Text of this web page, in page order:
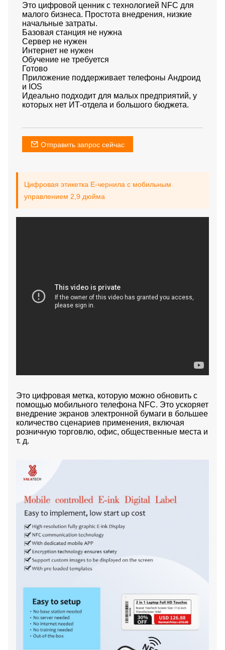
Это цифровой ценник с технологией NFC для
малого бизнеса. Простота внедрения, низкие
начальные затраты.
Базовая станция не нужна
Сервер не нужен
Интернет не нужен
Обучение не требуется
Готово
Приложение поддерживает телефоны Андроид
и IOS
Идеально подходит для малых предприятий, у
которых нет ИТ-отдела и большого бюджета.
Отправить запрос сейчас
Цифровая этикетка E-чернила с мобильным
управлением 2,9 дюйма
Это цифровая метка, которую можно обновить с
помощью мобильного телефона NFC. Это ускоряет
внедрение экранов электронной бумаги в большее
количество сценариев применения, включая
розничную торговлю, офис, общественные места и
т. д.